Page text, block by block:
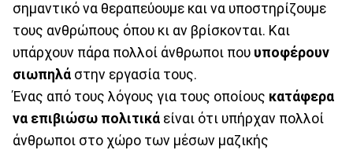
σημαντικό να θεραπεύουμε και να υποστηρίζουμε
τους ανθρώπους όπου κι αν βρίσκονται. Και
υπάρχουν πάρα πολλοί άνθρωποι που υποφέρουν
σιωπηλά στην εργασία τους.
Ένας από τους λόγους για τους οποίους κατάφερα
να επιβιώσω πολιτικά είναι ότι υπήρχαν πολλοί
άνθρωποι στο χώρο των μέσων μαζικής